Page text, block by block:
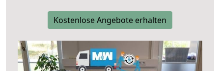
Kostenlose Angebote erhalten